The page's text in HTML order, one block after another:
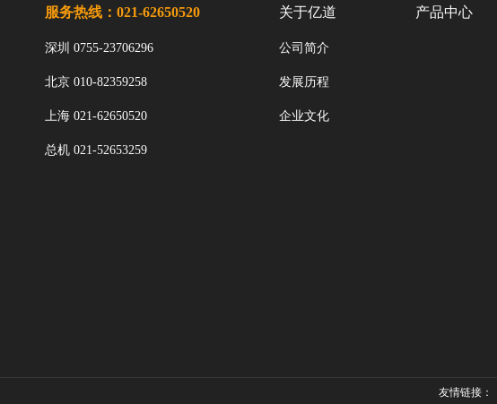
服务热线：021-62650520
深圳 0755-23706296
北京 010-82359258
上海 021-62650520
总机 021-52653259
关于亿道
公司简介
发展历程
企业文化
产品中心
友情链接：